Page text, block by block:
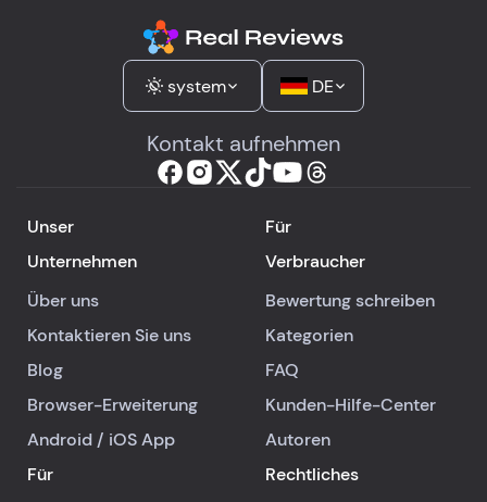
system DE
Kontakt aufnehmen
Unser
Unternehmen
Über uns
Kontaktieren Sie uns
Blog
Browser-Erweiterung
Android / iOSApp
Für
Verbraucher
Bewertung schreiben
Kategorien
FAQ
Kunden-Hilfe-Center
Autoren
Für
Rechtliches